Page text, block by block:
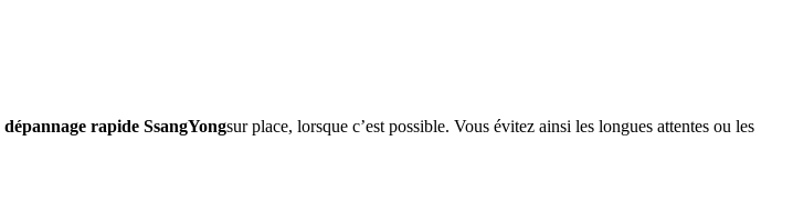
dépannage rapide SsangYongsur place, lorsque c’est possible. Vous évitez ainsi les longues attentes ou les